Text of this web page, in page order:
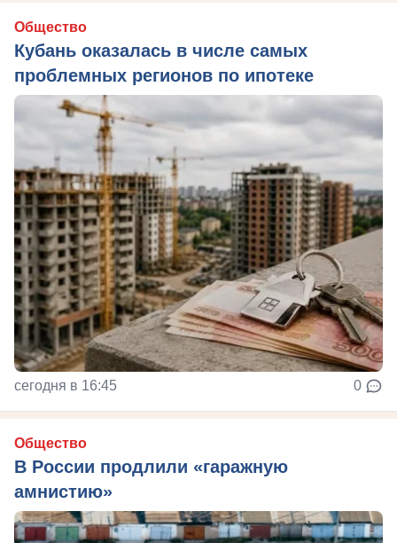
Общество
Кубань оказалась в числе самых
проблемных регионов по ипотеке
сегодня в 16:45 0
Общество
В России продлили «гаражную
амнистию»